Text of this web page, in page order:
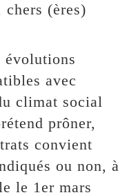
chers (ères)
évolutions
avec
climat social
prôner,
convient
ou non, à
le 1er mars